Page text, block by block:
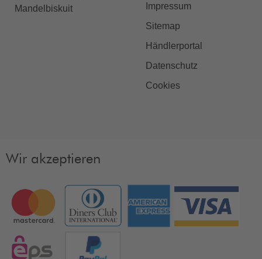
Mandelbiskuit
Impressum
Sitemap
Händlerportal
Datenschutz
Cookies
Wir akzeptieren